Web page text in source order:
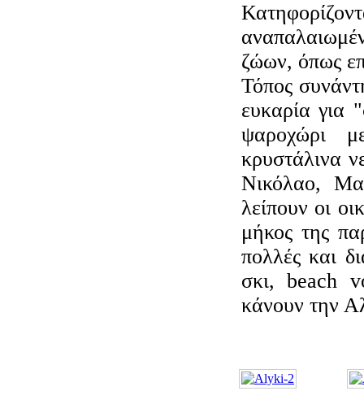
ζώων, όπως
Τόπος
ευκαρία για
ψαροχώρι
κρυστάλινα
Νικόλαο,
λείπουν οι
μήκος της
πολλές και
σκι, beach
κάνουν την